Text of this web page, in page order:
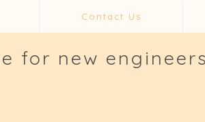
Contact Us
for new